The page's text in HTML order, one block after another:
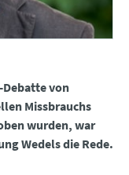
Debatte von
Missbrauchs
wurden, war
Wedels die Rede.